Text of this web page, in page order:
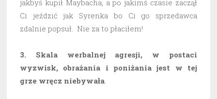
jakbyś kupił Maybacha, a po jakimś czasie zaczął
Ci jeździć jak Syrenka bo Ci go sprzedawca
zdalnie popsuł. Nie za to płaciłem!
3. Skala werbalnej agresji, w postaci
wyzwisk, obrażania i poniżania jest w tej
grze wręcz niebywała.